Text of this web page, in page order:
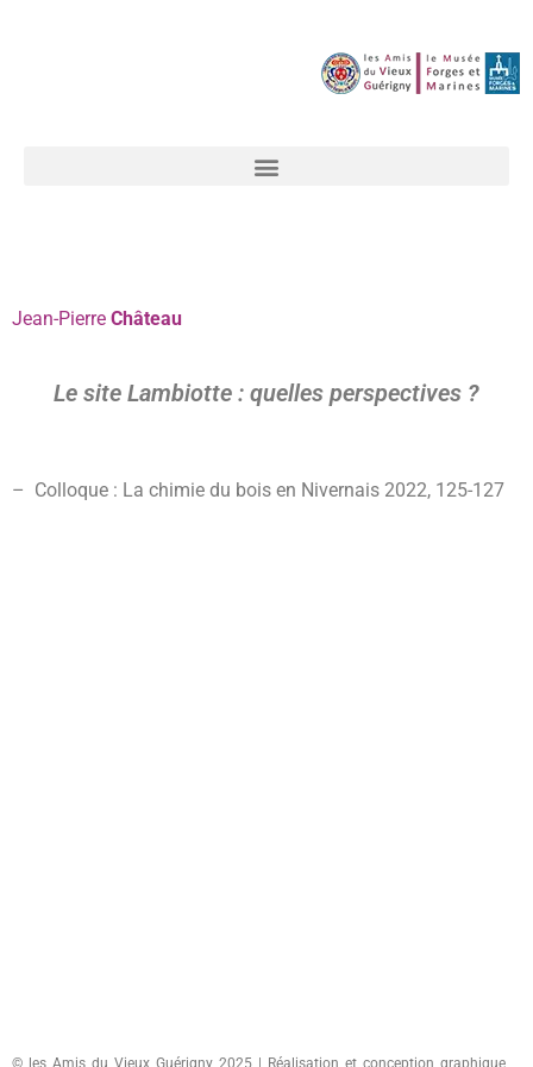
Jean-Pierre Château
Le site Lambiotte : quelles perspectives ?
– Colloque : La chimie du bois en Nivernais 2022, 125-127
© les Amis du Vieux Guérigny 2025 | Réalisation et conception graphique